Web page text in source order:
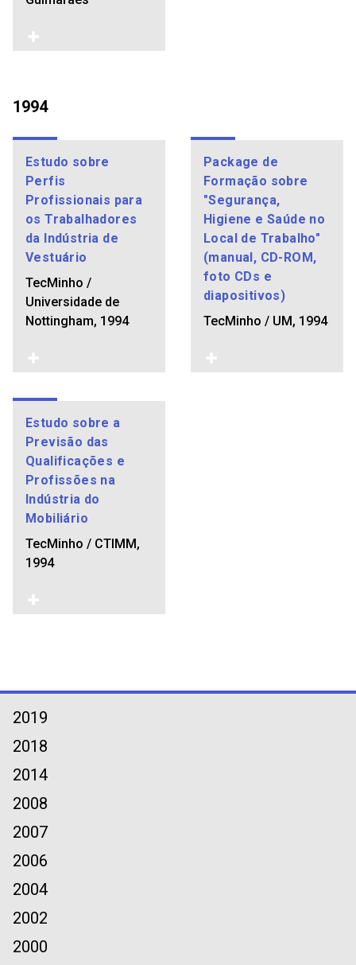
1994
Estudo sobre
Perfis
Profissionais para
os Trabalhadores
da Indústria de
Vestuário
TecMinho /
Universidade de
Nottingham, 1994
Package de
Formação sobre
"Segurança,
Higiene e Saúde no
Local de Trabalho"
(manual, CD-ROM,
foto CDs e
diapositivos)
TecMinho / UM, 1994
Estudo sobre a
Previsão das
Qualificações e
Profissões na
Indústria do
Mobiliário
TecMinho / CTIMM,
1994
2019
2018
2014
2008
2007
2006
2004
2002
2000